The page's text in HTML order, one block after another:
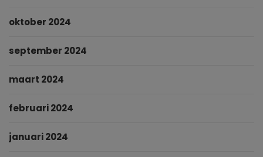
oktober 2024
september 2024
maart 2024
februari 2024
januari 2024